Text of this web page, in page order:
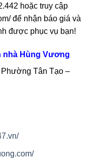
hoặc truy cập
để nhận báo giá và
được phục vụ bạn!
nhà Hùng Vương
Tân Tạo –